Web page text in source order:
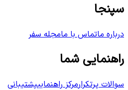
سپنجا
درباره ماتماس با مامجله سفر
راهنمایی شما
سوالات پرتکرارمرکز راهنماییپشتیبانی